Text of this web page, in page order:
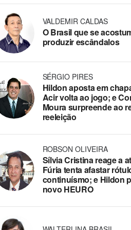
VALDEMIR CALDAS
O Brasil que se
produzir escândalos
SÉRGIO PIRES
Hildon aposta em
Acir volta ao jogo; e
Moura surpreende ao
reeleição
ROBSON OLIVEIRA
Sílvia Cristina reage a
Fúria tenta afastar
continuísmo; e Hildon
novo HEURO